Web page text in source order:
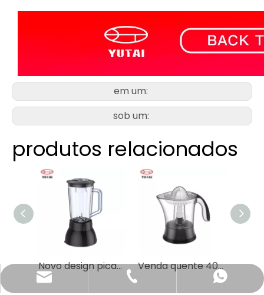
em um:
sob um:
produtos relacionados
Novo design picador elétrico de alimentos secos de produto comestível para bebê Venda quente 40w espremedor de plástico elétrico para frutas
katy@jmhomemaster.com
+86-750-3318790
WhatsApp